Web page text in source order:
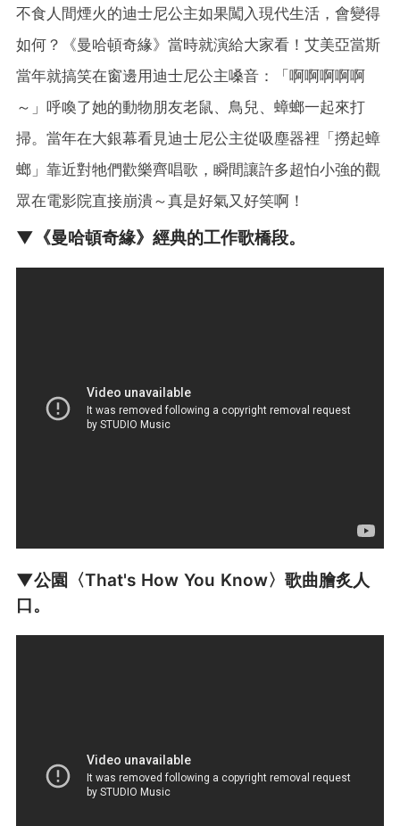
不食人間煙火的迪士尼公主如果闖入現代生活，會變得
如何？《曼哈頓奇緣》當時就演給大家看！艾美亞當斯
當年就搞笑在窗邊用迪士尼公主嗓音：「啊啊啊啊啊
～」呼喚了她的動物朋友老鼠、鳥兒、蟑螂一起來打
掃。當年在大銀幕看見迪士尼公主從吸塵器裡「撈起蟑
螂」靠近對牠們歡樂齊唱歌，瞬間讓許多超怕小強的觀
眾在電影院直接崩潰～真是好氣又好笑啊！
▼《曼哈頓奇緣》經典的工作歌橋段。
▼公園〈That's How You Know〉歌曲膾炙人
口。